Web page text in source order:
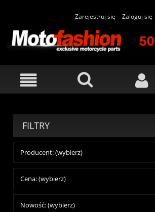
Zarejestruj się Zaloguj się
FILTRY
Producent: (wybierz)
Cena: (wybierz)
Nowość: (wybierz)